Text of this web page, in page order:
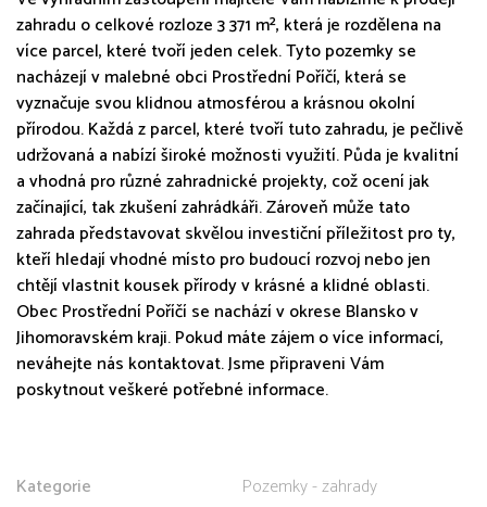
zahradu o celkové rozloze 3 371 m², která je rozdělena na
více parcel, které tvoří jeden celek. Tyto pozemky se
nacházejí v malebné obci Prostřední Poříčí, která se
vyznačuje svou klidnou atmosférou a krásnou okolní
přírodou. Každá z parcel, které tvoří tuto zahradu, je pečlivě
udržovaná a nabízí široké možnosti využití. Půda je kvalitní
a vhodná pro různé zahradnické projekty, což ocení jak
začínající, tak zkušení zahrádkáři. Zároveň může tato
zahrada představovat skvělou investiční příležitost pro ty,
kteří hledají vhodné místo pro budoucí rozvoj nebo jen
chtějí vlastnit kousek přírody v krásné a klidné oblasti.
Obec Prostřední Poříčí se nachází v okrese Blansko v
Jihomoravském kraji. Pokud máte zájem o více informací,
neváhejte nás kontaktovat. Jsme připraveni Vám
poskytnout veškeré potřebné informace.
Kategorie
Pozemky - zahrady